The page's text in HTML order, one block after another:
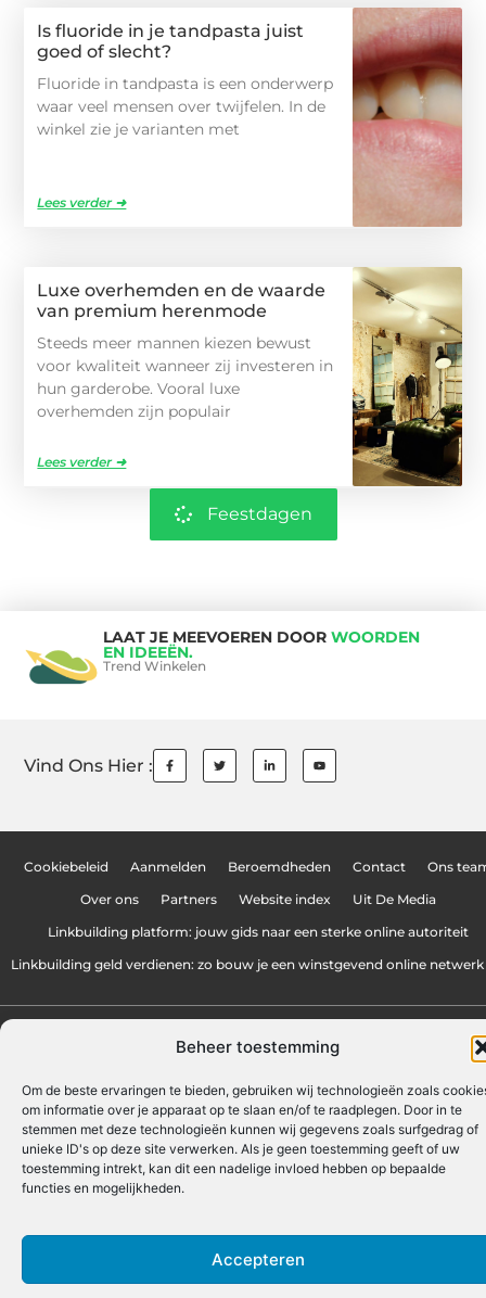
Beheer toestemming
Om de beste ervaringen te bieden, gebruiken wij technologieën zoals
om informatie over je apparaat op te slaan en/of te raadplegen. Door in te
stemmen met deze technologieën kunnen wij gegevens zoals surfgedrag of
unieke ID's op deze site verwerken. Als je geen toestemming geeft of uw
toestemming intrekt, kan dit een nadelige invloed hebben op bepaalde
functies en mogelijkheden.
Accepteren
Is fluoride in je tandpasta juist
goed of slecht?
Fluoride in tandpasta is een onderwerp
waar veel mensen over twijfelen. In de
winkel zie je varianten met
Lees verder ➜
Luxe overhemden en de waarde
van premium herenmode
Steeds meer mannen kiezen bewust
voor kwaliteit wanneer zij investeren in
hun garderobe. Vooral luxe
overhemden zijn populair
Lees verder ➜
Feestdagen
LAAT JE MEEVOEREN DOOR WOORDEN
EN IDEEËN.
Trend Winkelen
Vind Ons Hier :
Cookiebeleid Aanmelden Beroemdheden Contact Ons
Over ons Partners Website index Uit De Media
Linkbuilding platform: jouw gids naar een sterke online autoriteit
Linkbuilding geld verdienen: zo bouw je een winstgevend online
All Rights Reserved © 2025